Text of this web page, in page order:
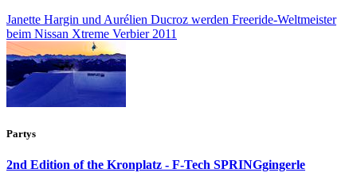
Janette Hargin und Aurélien Ducroz werden Freeride-Weltmeister
beim Nissan Xtreme Verbier 2011
Partys
2nd Edition of the Kronplatz - F-Tech SPRINGgingerle